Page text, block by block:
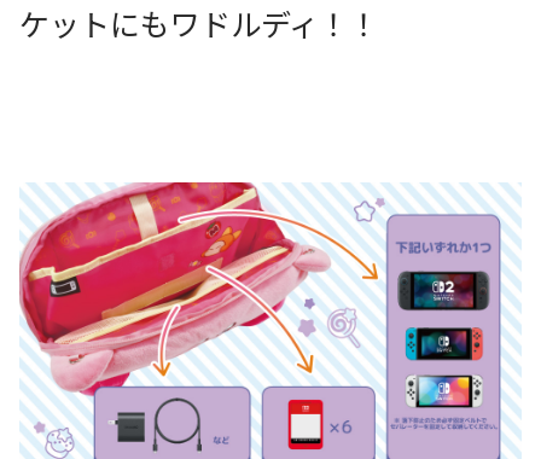
ケットにもワドルディ！！